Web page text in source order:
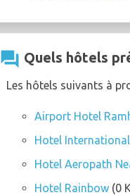
question_answer Quels hôtels
Les hôtels suivants à
Airport Hotel
Hotel
Hotel Aeropath
Hotel Rainbow (0